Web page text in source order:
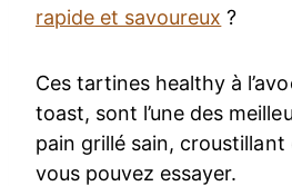
rapide et savoureux ?
Ces tartines healthy à
toast, sont l’une des
pain grillé sain, croustillant
vous pouvez essayer.